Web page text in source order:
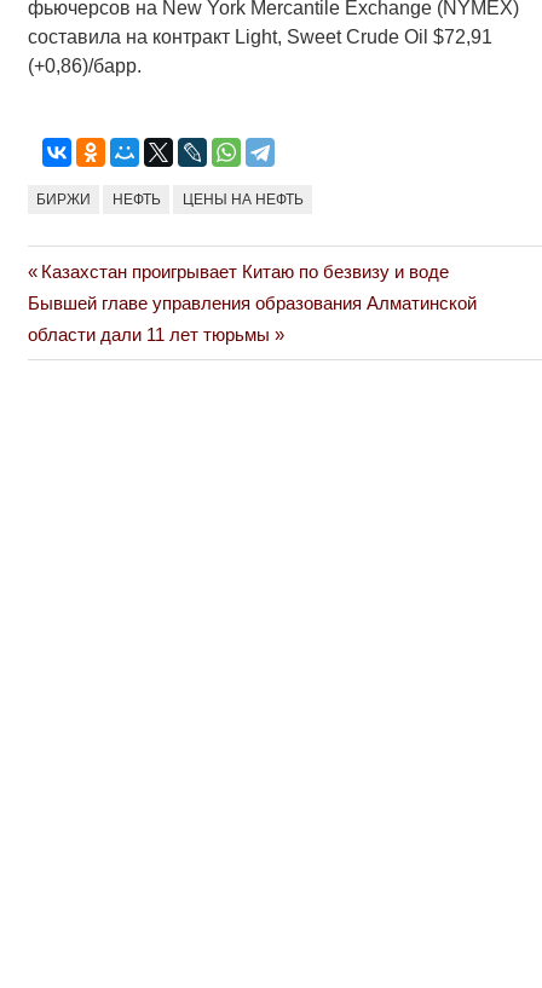
фьючерсов на New York Mercantile Exchange (NYMEX)
составила на контракт Light, Sweet Crude Oil $72,91
(+0,86)/барр.
БИРЖИ НЕФТЬ ЦЕНЫ НА НЕФТЬ
Навигация
по
Previous
Post:
Казахстан проигрывает Китаю по безвизу и воде
Next
Post:
Бывшей главе управления образования Алматинской
области дали 11 лет тюрьмы